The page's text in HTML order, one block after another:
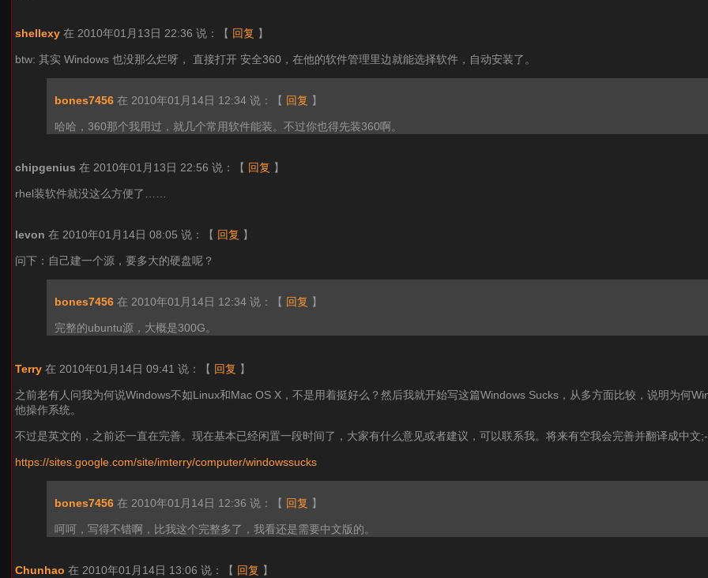
shellexy 在 2010年01月13日 22:36 说： 【 回复 】
btw: 其实 Windows 也没那么烂呀， 直接打开 安全360，在他的软件管理里边就能选择软件，自动安装了。
bones7456 在 2010年01月14日 12:34 说： 【 回复 】
哈哈，360那个我用过，就几个常用软件能装。不过你也得先装360啊。
chipgenius 在 2010年01月13日 22:56 说： 【 回复 】
rhel装软件就没这么方便了……
levon 在 2010年01月14日 08:05 说： 【 回复 】
问下：自己建一个源，要多大的硬盘呢？
bones7456 在 2010年01月14日 12:34 说： 【 回复 】
完整的ubuntu源，大概是300G。
Terry 在 2010年01月14日 09:41 说： 【 回复 】
之前老有人问我为何说Windows不如Linux和Mac OS X，不是用着挺好么？然后我就开始写这篇Windows Sucks，从多方面比较，说明为何
他操作系统。
不过是英文的，之前还一直在完善。现在基本已经闲置一段时间了，大家有什么意见或者建议，可以联系我。将来有空我会完善并翻译成中文
https://sites.google.com/site/imterry/computer/windowssucks
bones7456 在 2010年01月14日 12:36 说： 【 回复 】
呵呵，写得不错啊，比我这个完整多了，我看还是需要中文版的。
Chunhao 在 2010年01月14日 13:06 说： 【 回复 】